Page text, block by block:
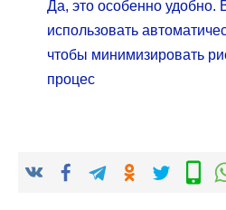
Да, это особенно удобно.
использовать
чтобы минимизировать
процес